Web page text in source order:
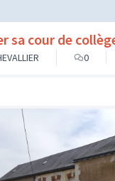
sa cour de
0